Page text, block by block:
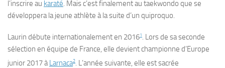
l’inscrire au karaté. Mais c’est finalement au taekwondo que se
développera la jeune athlète à la suite d’un quiproquo.
Laurin débute internationalement en 20161. Lors de sa seconde
sélection en équipe de France, elle devient championne d’Europe
junior 2017 àLarnaca2. L’année suivante, elle est sacrée